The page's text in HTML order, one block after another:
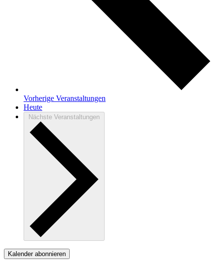
Vorherige Veranstaltungen
Heute
Nächste Veranstaltungen
Kalender abonnieren